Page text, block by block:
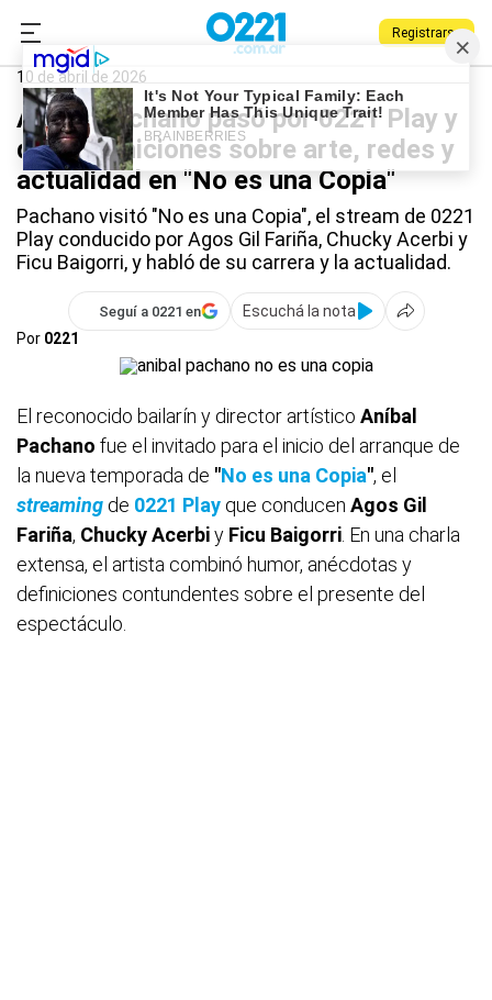
Registrarse
0221.com.ar
0221 Play
10 de abril de 2026
Aníbal Pachano pasó por 0221 Play y
dejó definiciones sobre arte, redes y
actualidad en "No es una Copia"
Pachano visitó "No es una Copia", el stream de 0221
Play conducido por Agos Gil Fariña, Chucky Acerbi y
Ficu Baigorri, y habló de su carrera y la actualidad.
Seguí a 0221 en
Escuchá la nota
Por 0221
El reconocido bailarín y director artístico Aníbal
Pachano fue el invitado para el inicio del arranque de
la nueva temporada de "No es una Copia", el
streaming de 0221 Play que conducen Agos Gil
Fariña, Chucky Acerbiy Ficu Baigorri . En una charla
extensa, el artista combinó humor, anécdotas y
definiciones contundentes sobre el presente del
espectáculo.